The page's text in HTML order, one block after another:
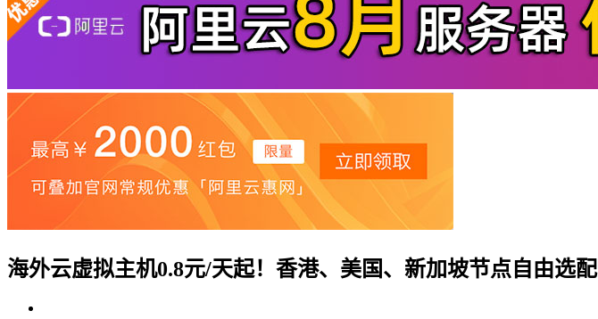
海外云虚拟主机0.8元/天起！香港、美国、新加坡节点自由选配